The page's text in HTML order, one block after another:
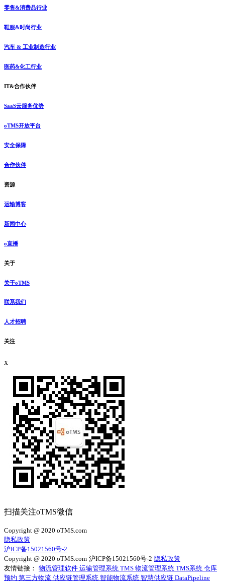
零售&消费品行业
鞋服&时尚行业
汽车 & 工业制造行业
医药&化工行业
IT&合作伙伴
SaaS云服务优势
oTMS开放平台
安全保障
合作伙伴
资源
运输博客
新闻中心
o直播
关于
关于oTMS
联系我们
人才招聘
关注
x
扫描关注oTMS微信
Copyright @ 2020 oTMS.com
隐私政策
沪ICP备15021560号-2
Copyright @ 2020 oTMS.com 沪ICP备15021560号-2 隐私政策
友情链接： 物流管理软件 运输管理系统 TMS 物流管理系统 TMS系统 仓库
预约 第三方物流 供应链管理系统 智能物流系统 智慧供应链 DataPipeline